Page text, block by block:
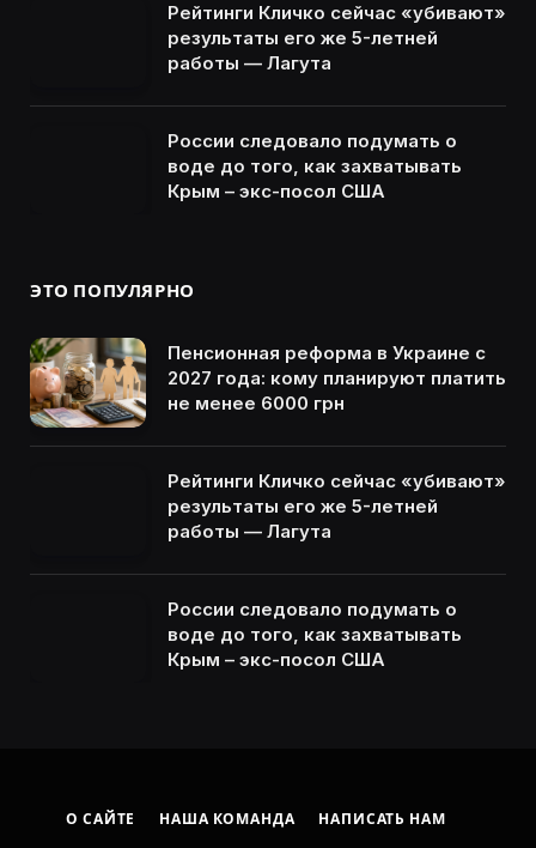
Рейтинги Кличко сейчас «убивают»
результаты его же 5-летней
работы — Лагута
России следовало подумать о
воде до того, как захватывать
Крым – экс-посол США
ЭТО ПОПУЛЯРНО
Пенсионная реформа в Украине с
2027 года: кому планируют платить
не менее 6000 грн
Рейтинги Кличко сейчас «убивают»
результаты его же 5-летней
работы — Лагута
России следовало подумать о
воде до того, как захватывать
Крым – экс-посол США
О САЙТЕ НАША КОМАНДА
НАПИСАТЬ НАМ